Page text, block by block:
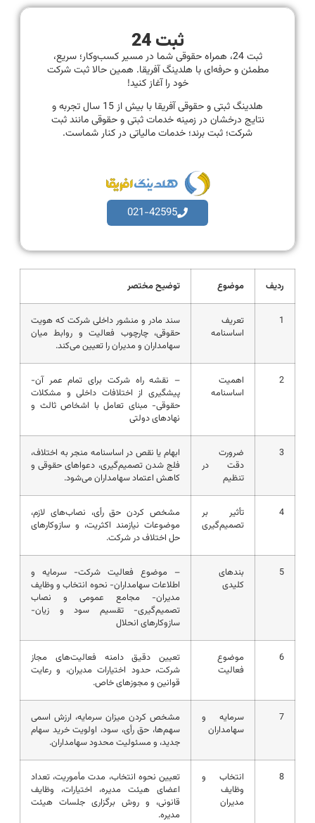
ثبت 24
ثبت 24، همراه حقوقی شما در مسیر کسب‌وکار؛ سریع،
مطمئن و حرفه‌ای با هلدینگ آفریقا. همین حالا ثبت شرکت
خود را آغاز کنید!
هلدینگ ثبتی و حقوقی آفریقا با بیش از 15 سال تجربه و
نتایج درخشان در زمینه خدمات ثبتی و حقوقی مانند ثبت
شرکت؛ ثبت برند؛ خدمات مالیاتی در کنار شماست.
021-42595
ردیف موضوع توضیح مختصر
1
تعریف
اساسنامه
سند مادر و منشور داخلی شرکت که هویت
حقوقی، چارچوب فعالیت و روابط میان
سهامداران و مدیران را تعیین می‌کند.
2
اهمیت
اساسنامه
– نقشه راه شرکت برای تمام عمر آن-
پیشگیری از اختلافات داخلی و مشکلات
حقوقی- مبنای تعامل با اشخاص ثالث و
نهادهای دولتی
3
ضرورت
دقت در
تنظیم
ابهام یا نقص در اساسنامه منجر به اختلاف،
فلج شدن تصمیم‌گیری، دعواهای حقوقی و
کاهش اعتماد سهامداران می‌شود.
4
تأثیر بر
تصمیم‌گیری
مشخص کردن حق رأی، نصاب‌های لازم،
موضوعات نیازمند اکثریت، و سازوکارهای
حل اختلاف در شرکت.
5
بندهای
کلیدی
– موضوع فعالیت شرکت- سرمایه و
اطلاعات سهامداران- نحوه انتخاب و وظایف
مدیران- مجامع عمومی و نصاب
تصمیم‌گیری- تقسیم سود و زیان-
سازوکارهای انحلال
6
موضوع
فعالیت
تعیین دقیق دامنه فعالیت‌های مجاز
شرکت، حدود اختیارات مدیران، و رعایت
قوانین و مجوزهای خاص.
7
سرمایه و
سهامداران
مشخص کردن میزان سرمایه، ارزش اسمی
سهم‌ها، حق رأی، سود، اولویت خرید سهام
جدید، و مسئولیت محدود سهامداران.
8
انتخاب و
وظایف
مدیران
تعیین نحوه انتخاب، مدت مأموریت، تعداد
اعضای هیئت مدیره، اختیارات، وظایف
قانونی، و روش برگزاری جلسات هیئت
مدیره.